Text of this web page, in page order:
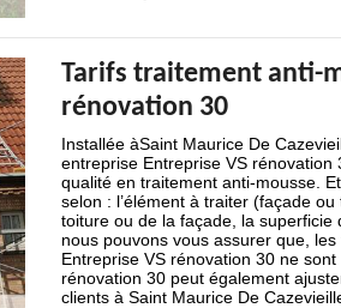
Tarifs traitement anti-
rénovation 30
Installée àSaint Maurice De
entreprise Entreprise VS
qualité en traitement anti-mousse.
selon : l’élément à traiter (façade
toiture ou de la façade, la superficie
nous pouvons vous assurer que,
Entreprise VS rénovation 30 ne
rénovation 30 peut également
clients à Saint Maurice De